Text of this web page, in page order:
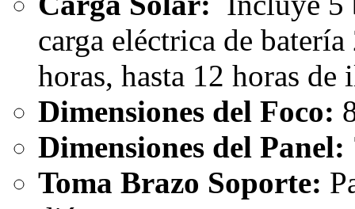
carga eléctrica de
horas, hasta 12 horas
Dimensiones del Foco:
Dimensiones del Panel:
Toma Brazo Soporte: